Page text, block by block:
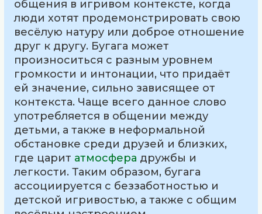
общения в игривом контексте, когда
люди хотят продемонстрировать свою
весёлую натуру или доброе отношение
друг к другу. Бугага может
произноситься с разным уровнем
громкости и интонации, что придаёт
ей значение, сильно зависящее от
контекста. Чаще всего данное слово
употребляется в общении между
детьми, а также в неформальной
обстановке среди друзей и близких,
где царит атмосфера дружбы и
легкости. Таким образом, бугага
ассоциируется с беззаботностью и
детской игривостью, а также с общим